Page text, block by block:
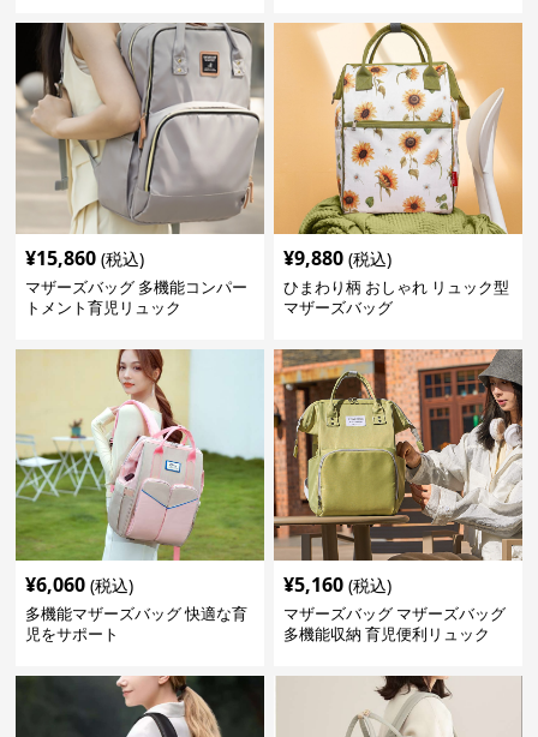
¥15,860 (税込)
マザーズバッグ 多機能コンパー
トメント育児リュック
¥9,880 (税込)
ひまわり柄 おしゃれ リュック型
マザーズバッグ
¥6,060 (税込)
多機能マザーズバッグ 快適な育
児をサポート
¥5,160 (税込)
マザーズバッグ マザーズバッグ
多機能収納 育児便利リュック